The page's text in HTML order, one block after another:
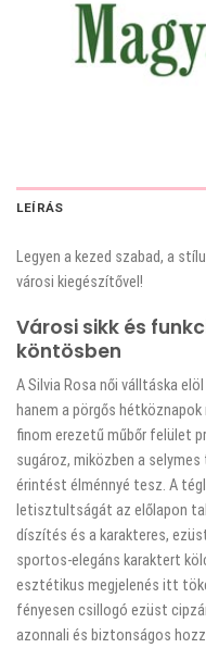
LEÍRÁS
Legyen a kezed szabad, a
városi kiegészítővel!
Városi sikk és
köntösben
A Silvia Rosa női válltáska
hanem a pörgős
finom erezetű műbőr felület
sugároz, miközben a
érintést élménnyé tesz. A
letisztultságát az előlapon
díszítés és a karakteres,
sportos-elegáns karaktert
esztétikus megjelenés itt
fényesen csillogó ezüst
azonnali és biztonságos